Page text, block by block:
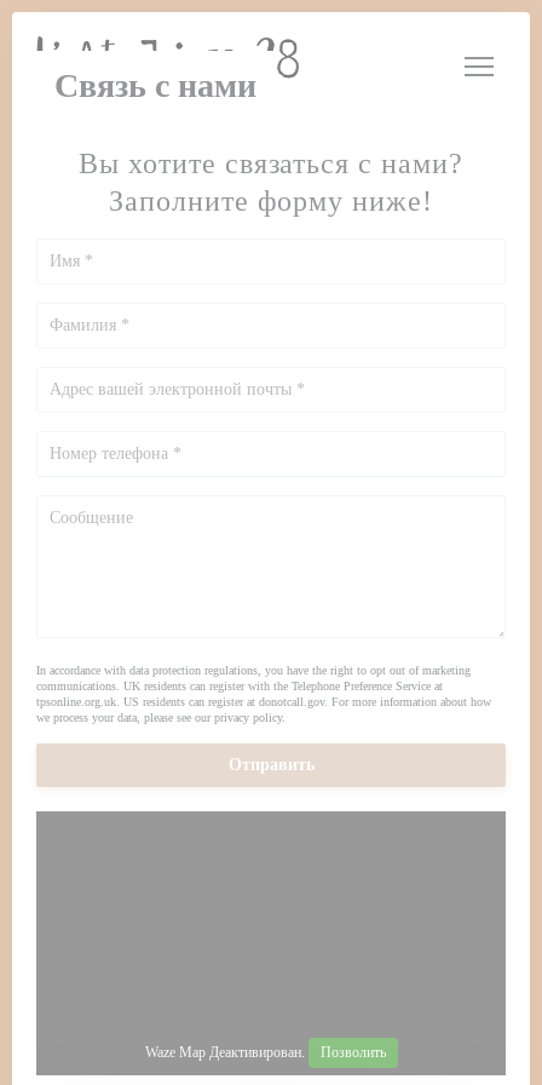
Панель управления cookies
Связь с нами
Вы хотите связаться с нами?
Заполните форму ниже!
In accordance with data protection regulations, you have the right to opt out of marketing
communications. UK residents can register with the Telephone Preference Service at
tpsonline.org.uk . US residents can register at donotcall.gov. For more information about how
we process your data, please see ourprivacy policy.
Waze Map Деактивирован. Позволить